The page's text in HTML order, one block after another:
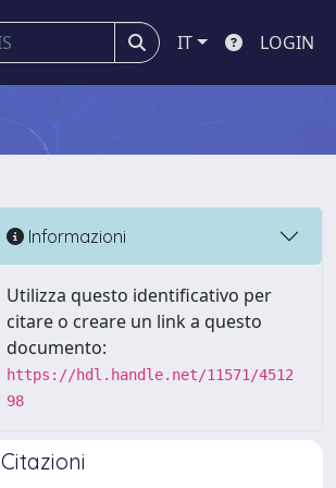
IT LOGIN
Informazioni
Utilizza questo identificativo per
citare o creare un link a questo
documento:
https://hdl.handle.net/11571/4512
98
Citazioni